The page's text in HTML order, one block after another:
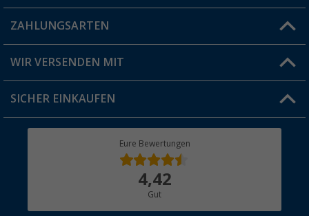
Blog
Jobs & Karriere
FAQ & Kontakt
Versandinformationen
Rücksendung
ZAHLUNGSARTEN
WIR VERSENDEN MIT
SICHER EINKAUFEN
Eure Bewertungen
4,42
Gut